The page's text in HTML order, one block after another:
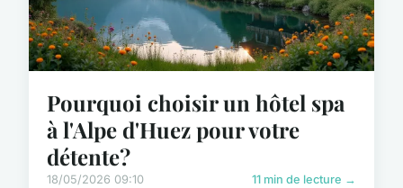
Pourquoi choisir un hôtel spa
à l'Alpe d'Huez pour votre
détente?
18/05/2026 09:10 11 min de lecture →